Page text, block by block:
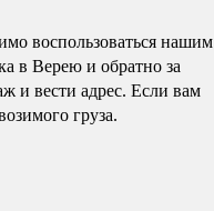
воспользоваться нашим
в Верею и обратно за
и вести адрес. Если вам
груза.